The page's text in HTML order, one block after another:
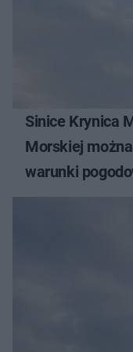
Sinice Krynica
Morskiej
warunki